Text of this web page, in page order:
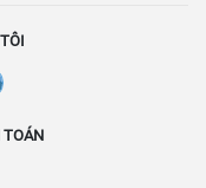
TOÁN